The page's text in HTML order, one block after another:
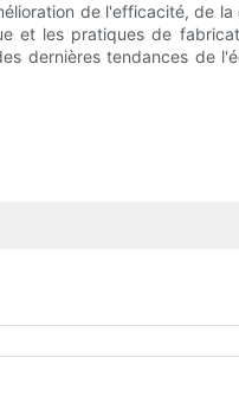
de l'efficacité, de
et les pratiques de
dernières tendances de